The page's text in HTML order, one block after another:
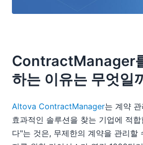
ContractManager
하는 이유는 무엇일
Altova ContractManager는 계약
효과적인 솔루션을 찾는 기업에 적
다"는 것은, 무제한의 계약을 관리할